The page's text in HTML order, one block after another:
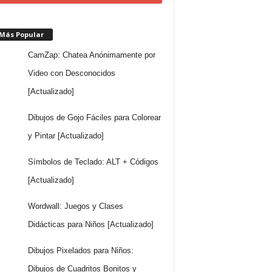
Popular
CamZap: Chatea Anónimamente por
Video con Desconocidos
[Actualizado]
Dibujos de Gojo Fáciles para Colorear
y Pintar [Actualizado]
Símbolos de Teclado: ALT + Códigos
[Actualizado]
Wordwall: Juegos y Clases
Didácticas para Niños [Actualizado]
Dibujos Pixelados para Niños:
Dibujos de Cuadritos Bonitos y